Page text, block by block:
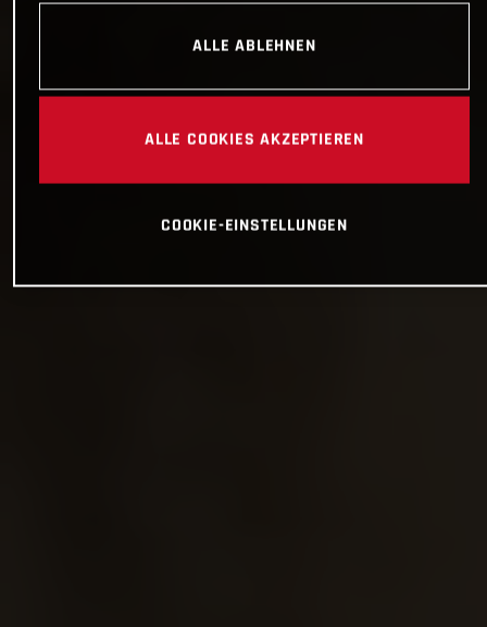
ALLE ABLEHNEN
ALLE COOKIES AKZEPTIEREN
COOKIE-EINSTELLUNGEN